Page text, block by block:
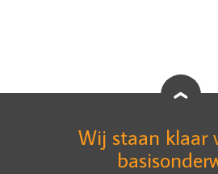
Wij staan klaar